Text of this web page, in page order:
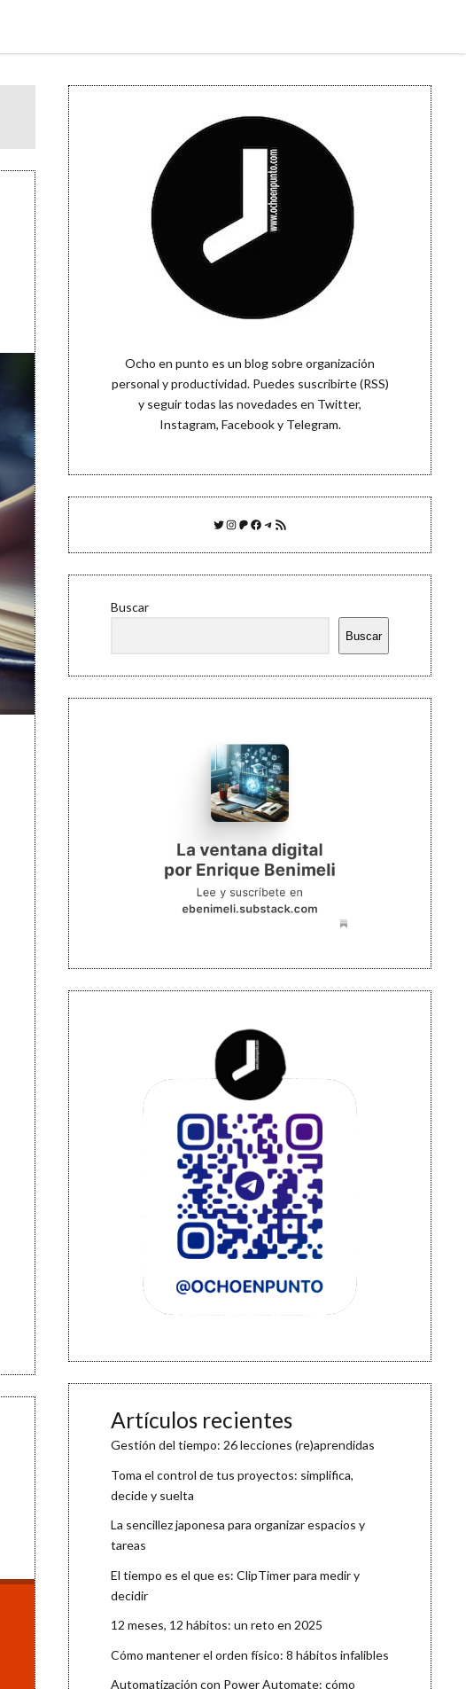
Sidebar
Ocho en punto es un blog sobre organización
personal y productividad. Puedes suscribirte (RSS)
y seguir todas las novedades en Twitter,
Instagram, Facebooky Telegram.
Twitter
Instagram
Patreon
Facebook
Telegram
Feed RSS
Buscar
Buscar
Artículos recientes
Gestión del tiempo: 26 lecciones (re)aprendidas
Toma el control de tus proyectos: simplifica,
decide y suelta
La sencillez japonesa para organizar espacios y
tareas
El tiempo es el que es: ClipTimer para medir y
decidir
12 meses, 12 hábitos: un reto en 2025
Cómo mantener el orden físico: 8 hábitos infalibles
Automatización con Power Automate: cómo